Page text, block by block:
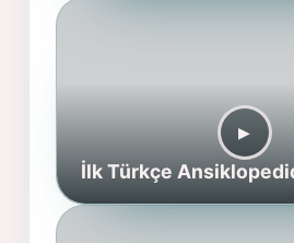
▶︎
İlk Türkçe